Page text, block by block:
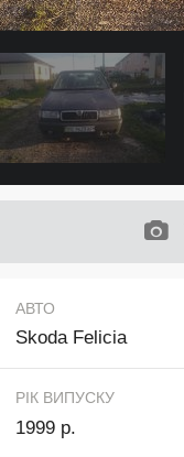
АВТО
Skoda Felicia
РІК ВИПУСКУ
1999 р.